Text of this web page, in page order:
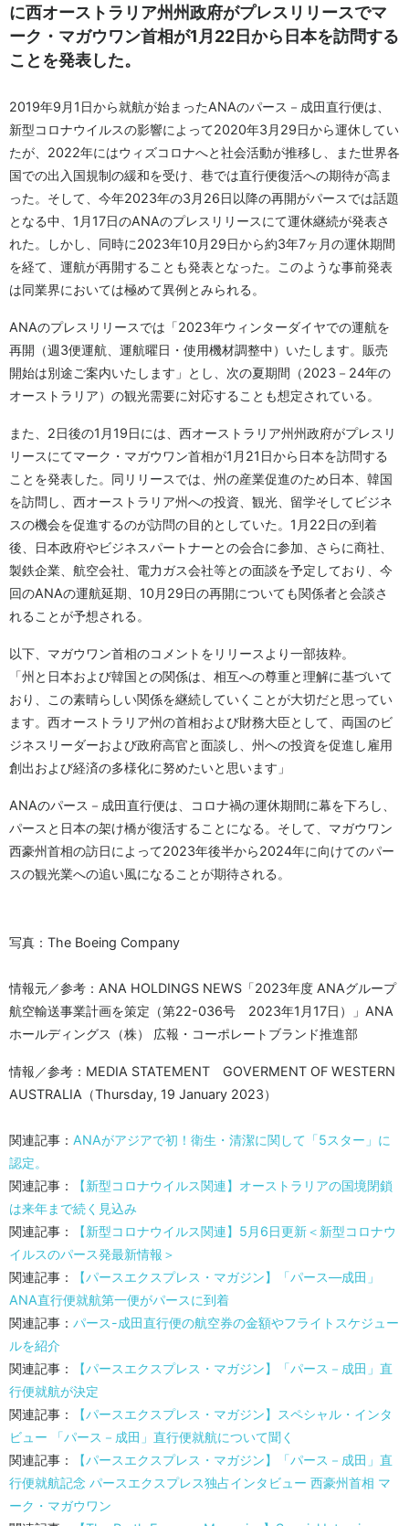
に西オーストラリア州州政府がプレスリリースでマ
ーク・マガウワン首相が1月22日から日本を訪問する
ことを発表した。
2019年9月1日から就航が始まったANAのパース－成田直行便は、
新型コロナウイルスの影響によって2020年3月29日から運休してい
たが、2022年にはウィズコロナへと社会活動が推移し、また世界各
国での出入国規制の緩和を受け、巷では直行便復活への期待が高ま
った。そして、今年2023年の3月26日以降の再開がパースでは話題
となる中、1月17日のANAのプレスリリースにて運休継続が発表さ
れた。しかし、同時に2023年10月29日から約3年7ヶ月の運休期間
を経て、運航が再開することも発表となった。このような事前発表
は同業界においては極めて異例とみられる。
ANAのプレスリリースでは「2023年ウィンターダイヤでの運航を
再開（週3便運航、運航曜日・使用機材調整中）いたします。販売
開始は別途ご案内いたします」とし、次の夏期間（2023－24年の
オーストラリア）の観光需要に対応することも想定されている。
また、2日後の1月19日には、西オーストラリア州州政府がプレスリ
リースにてマーク・マガウワン首相が1月21日から日本を訪問する
ことを発表した。同リリースでは、州の産業促進のため日本、韓国
を訪問し、西オーストラリア州への投資、観光、留学そしてビジネ
スの機会を促進するのが訪問の目的としていた。1月22日の到着
後、日本政府やビジネスパートナーとの会合に参加、さらに商社、
製鉄企業、航空会社、電力ガス会社等との面談を予定しており、今
回のANAの運航延期、10月29日の再開についても関係者と会談さ
れることが予想される。
以下、マガウワン首相のコメントをリリースより一部抜粋。
「州と日本および韓国との関係は、相互への尊重と理解に基づいて
おり、この素晴らしい関係を継続していくことが大切だと思ってい
ます。西オーストラリア州の首相および財務大臣として、両国のビ
ジネスリーダーおよび政府高官と面談し、州への投資を促進し雇用
創出および経済の多様化に努めたいと思います」
ANAのパース－成田直行便は、コロナ禍の運休期間に幕を下ろし、
パースと日本の架け橋が復活することになる。そして、マガウワン
西豪州首相の訪日によって2023年後半から2024年に向けてのパー
スの観光業への追い風になることが期待される。
写真：The Boeing Company
情報元／参考：ANA HOLDINGS NEWS「2023年度 ANAグループ
航空輸送事業計画を策定（第22-036号 2023年1月17日）」ANA
ホールディングス（株） 広報・コーポレートブランド推進部
情報／参考：MEDIA STATEMENT GOVERMENT OF WESTERN
AUSTRALIA（Thursday, 19 January 2023）
関連記事： ANAがアジアで初！衛生・清潔に関して「5スター」に
認定。
関連記事：
【新型コロナウイルス関連】オーストラリアの国境閉鎖
は来年まで続く見込み
関連記事：
【新型コロナウイルス関連】5月6日更新＜新型コロナウ
イルスのパース発最新情報＞
関連記事：
【パースエクスプレス・マガジン】「パース―成田」
ANA直行便就航第一便がパースに到着
関連記事： パース-成田直行便の航空券の金額やフライトスケジュー
ルを紹介
関連記事：
【パースエクスプレス・マガジン】「パース－成田」直
行便就航が決定
関連記事：
【パースエクスプレス・マガジン】スペシャル・インタ
ビュー 「パース－成田」直行便就航について聞く
関連記事：
【パースエクスプレス・マガジン】「パース－成田」直
行便就航記念 パースエクスプレス独占インタビュー 西豪州首相 マ
ーク・マガウワン